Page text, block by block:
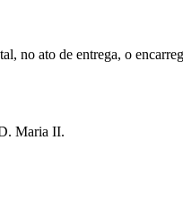
no ato de entrega, o
Maria II.